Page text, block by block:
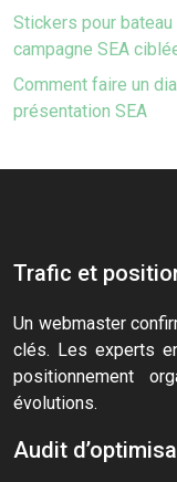
Stickers pour
campagne SEA
Comment faire un
présentation SEA
Trafic et
Un webmaster
clés. Les experts
positionnement
évolutions.
Audit